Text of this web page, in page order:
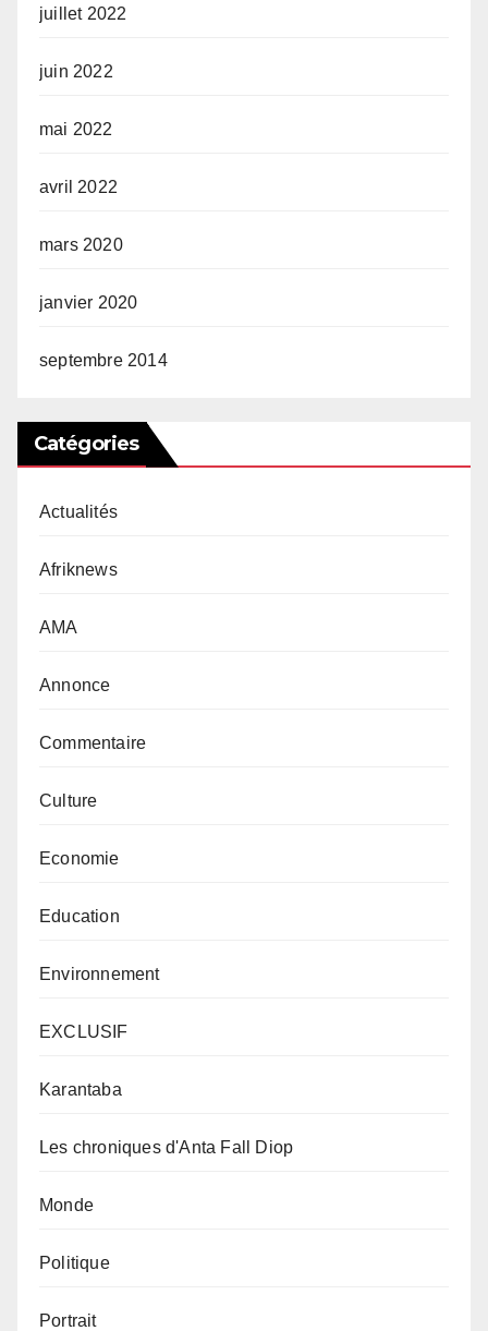
juillet 2022
juin 2022
mai 2022
avril 2022
mars 2020
janvier 2020
septembre 2014
Catégories
Actualités
Afriknews
AMA
Annonce
Commentaire
Culture
Economie
Education
Environnement
EXCLUSIF
Karantaba
Les chroniques d'Anta Fall Diop
Monde
Politique
Portrait